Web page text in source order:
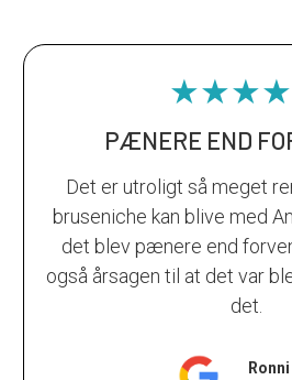
PÆNERE END
Det er utroligt så meget
bruseniche kan blive med
det blev pænere end
også årsagen til at det var
det.
Ronni